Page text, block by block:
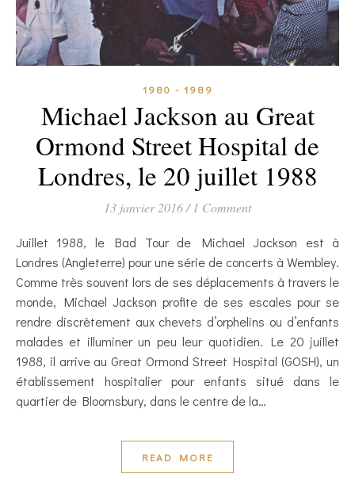
1980 - 1989
Michael Jackson au Great
Ormond Street Hospital de
Londres, le 20 juillet 1988
13 janvier 2016/ 1 Comment
Juillet 1988, le Bad Tour de Michael Jackson est à
Londres (Angleterre) pour une série de concerts à Wembley.
Comme très souvent lors de ses déplacements à travers le
monde, Michael Jackson profite de ses escales pour se
rendre discrètement aux chevets d’orphelins ou d’enfants
malades et illuminer un peu leur quotidien. Le 20 juillet
1988, il arrive au Great Ormond Street Hospital (GOSH), un
établissement hospitalier pour enfants situé dans le
quartier de Bloomsbury, dans le centre de la…
READ MORE